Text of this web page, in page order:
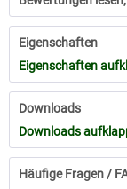
Eigenschaften
Eigenschaften
Downloads
Downloads
Häufige Fragen /